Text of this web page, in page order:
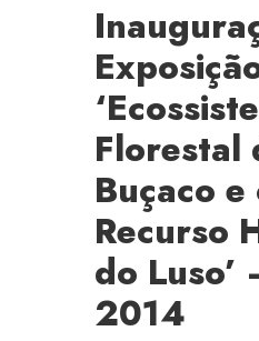
Florestal
Buçaco e
Recurso
do Luso’
2014